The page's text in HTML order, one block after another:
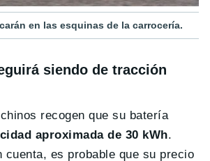
en las esquinas de la carrocería.
siendo de tracción
recogen que su batería
aproximada de 30 kWh.
cuenta, es probable que su precio